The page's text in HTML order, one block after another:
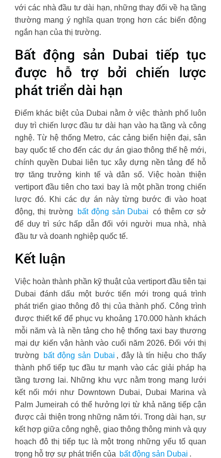
với các nhà đầu tư dài hạn, những thay đổi về hạ tầng
thường mang ý nghĩa quan trọng hơn các biến động
ngắn hạn của thị trường.
Bất động sản Dubai tiếp tục
được hỗ trợ bởi chiến lược
phát triển dài hạn
Điểm khác biệt của Dubai nằm ở việc thành phố luôn
duy trì chiến lược đầu tư dài hạn vào hạ tầng và công
nghệ. Từ hệ thống Metro, các cảng biển hiện đại, sân
bay quốc tế cho đến các dự án giao thông thế hệ mới,
chính quyền Dubai liên tục xây dựng nền tảng để hỗ
trợ tăng trưởng kinh tế và dân số. Việc hoàn thiện
vertiport đầu tiên cho taxi bay là một phần trong chiến
lược đó. Khi các dự án này từng bước đi vào hoạt
động, thị trường
bất động sản Dubai
có thêm cơ sở
để duy trì sức hấp dẫn đối với người mua nhà, nhà
đầu tư và doanh nghiệp quốc tế.
Kết luận
Việc hoàn thành phần kỹ thuật của vertiport đầu tiên tại
Dubai đánh dấu một bước tiến mới trong quá trình
phát triển giao thông đô thị của thành phố. Công trình
được thiết kế để phục vụ khoảng 170.000 hành khách
mỗi năm và là nền tảng cho hệ thống taxi bay thương
mại dự kiến vận hành vào cuối năm 2026. Đối với thị
trường
bất động sản Dubai , đây là tín hiệu cho thấy
thành phố tiếp tục đầu tư mạnh vào các giải pháp hạ
tầng tương lai. Những khu vực nằm trong mạng lưới
kết nối mới như Downtown Dubai, Dubai Marina và
Palm Jumeirah có thể hưởng lợi từ khả năng tiếp cận
được cải thiện trong những năm tới. Trong dài hạn, sự
kết hợp giữa công nghệ, giao thông thông minh và quy
hoạch đô thị tiếp tục là một trong những yếu tố quan
trọng hỗ trợ sự phát triển của bất động sản Dubai .